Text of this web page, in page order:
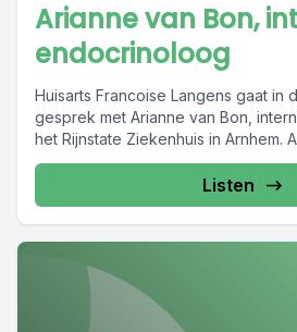
Arianne van Bon,
endocrinoloog
Huisarts Francoise Langens gaat in
gesprek met Arianne van Bon,
het Rijnstate Ziekenhuis in Arnhem.
Listen